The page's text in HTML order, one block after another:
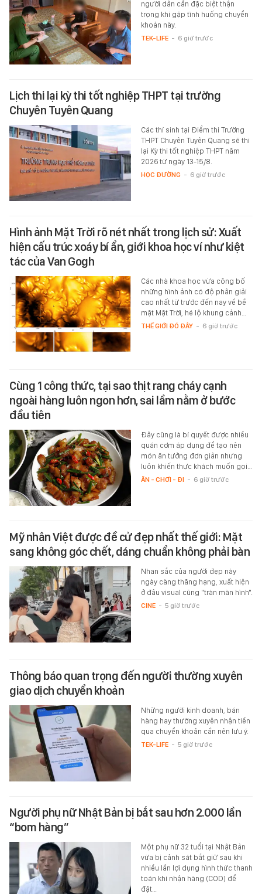
người dân cần đặc biệt thận
trọng khi gặp tình huống chuyển
khoản này.
TEK-LIFE - 6 giờ trước
Lịch thi lại kỳ thi tốt nghiệp THPT tại trường
Chuyên Tuyên Quang
Các thí sinh tại Điểm thi Trường
THPT Chuyên Tuyên Quang sẽ thi
lại Kỳ thi tốt nghiệp THPT năm
2026 từ ngày 13-15/8.
HỌC ĐƯỜNG - 6 giờ trước
Hình ảnh Mặt Trời rõ nét nhất trong lịch sử: Xuất
hiện cấu trúc xoáy bí ẩn, giới khoa học ví như kiệt
tác của Van Gogh
Các nhà khoa học vừa công bố
những hình ảnh có độ phân giải
cao nhất từ trước đến nay về bề
mặt Mặt Trời, hé lộ khung cảnh…
THẾ GIỚI ĐÓ ĐÂY - 6 giờ trước
Cùng 1 công thức, tại sao thịt rang cháy cạnh
ngoài hàng luôn ngon hơn, sai lầm nằm ở bước
đầu tiên
Đây cũng là bí quyết được nhiều
quán cơm áp dụng để tạo nên
món ăn tưởng đơn giản nhưng
luôn khiến thực khách muốn gọi…
ĂN - CHƠI - ĐI - 6 giờ trước
Mỹ nhân Việt được đề cử đẹp nhất thế giới: Mặt
sang không góc chết, dáng chuẩn không phải bàn
Nhan sắc của người đẹp này
ngày càng thăng hạng, xuất hiện
ở đâu visual cũng "tràn màn hình".
CINE - 5 giờ trước
Thông báo quan trọng đến người thường xuyên
giao dịch chuyển khoản
Những người kinh doanh, bán
hàng hay thường xuyên nhận tiền
qua chuyển khoản cần nên lưu ý.
TEK-LIFE - 5 giờ trước
Người phụ nữ Nhật Bản bị bắt sau hơn 2.000 lần
“bom hàng”
Một phụ nữ 32 tuổi tại Nhật Bản
vừa bị cảnh sát bắt giữ sau khi
nhiều lần lợi dụng hình thức thanh
toán khi nhận hàng (COD) để
đặt…